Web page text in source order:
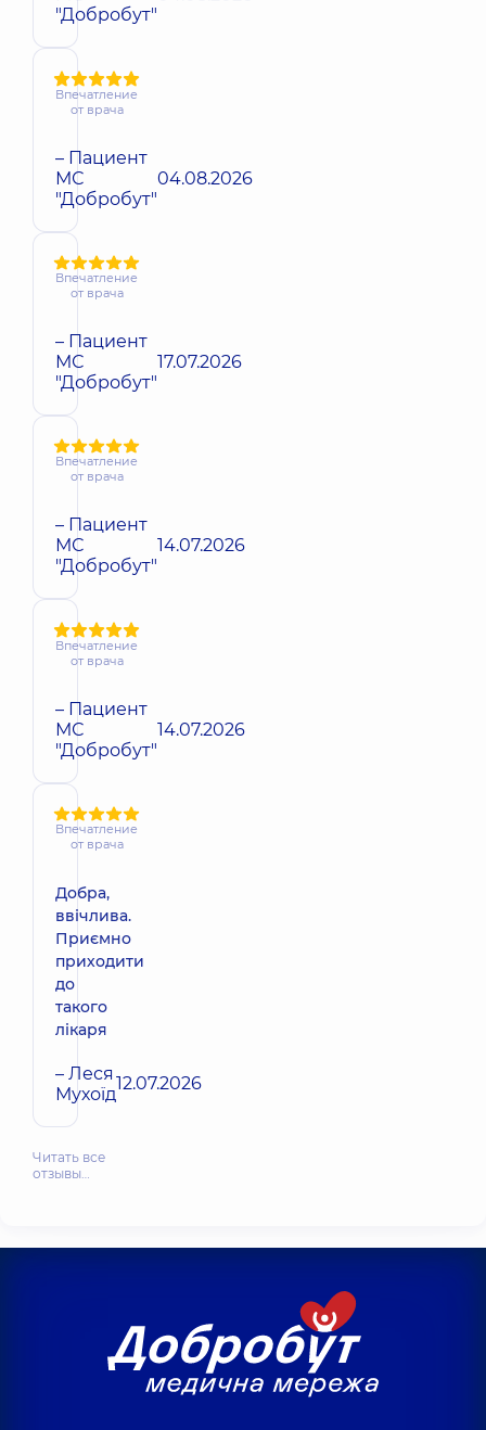
"Добробут"
Впечатление
от врача
– Пациент
МС
"Добробут"
04.08.2026
Впечатление
от врача
– Пациент
МС
"Добробут"
17.07.2026
Впечатление
от врача
– Пациент
МС
"Добробут"
14.07.2026
Впечатление
от врача
– Пациент
МС
"Добробут"
14.07.2026
Впечатление
от врача
Добра,
ввічлива.
Приємно
приходити
до
такого
лікаря
– Леся
Мухоїд12.07.2026
Читать все
отзывы…